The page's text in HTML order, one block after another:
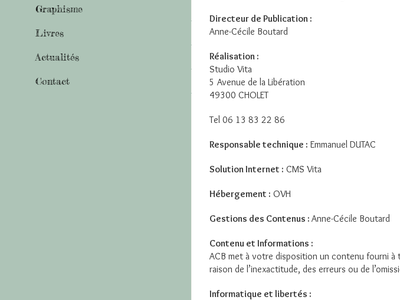
Graphisme
Livres
Actualités
Contact
Directeur de Publication :
Anne-Cécile Boutard
Réalisation :
Studio Vita
5 Avenue de la Libération
49300 CHOLET
Tel 06 13 83 22 86
Responsable technique : Emmanuel DUTAC
Solution Internet : CMS Vita
Hébergement : OVH
Gestions des Contenus : Anne-Cécile Boutard
Contenu et Informations :
ACB met à votre disposition un contenu fourni à
raison de l’inexactitude, des erreurs ou de
Informatique et libertés :